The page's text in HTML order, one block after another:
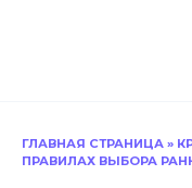
ГЛАВНАЯ СТРАНИЦА »
ПРАВИЛАХ ВЫБОРА